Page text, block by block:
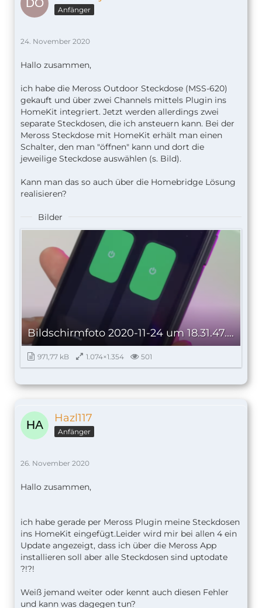
Anfänger
24. November 2020
Hallo zusammen,
ich habe die Meross Outdoor Steckdose (MSS-620)
gekauft und über zwei Channels mittels Plugin ins
HomeKit integriert. Jetzt werden allerdings zwei
separate Steckdosen, die ich ansteuern kann. Bei der
Meross Steckdose mit HomeKit erhält man einen
Schalter, den man "öffnen" kann und dort die
jeweilige Steckdose auswählen (s. Bild).
Kann man das so auch über die Homebridge Lösung
realisieren?
Bilder
Bildschirmfoto 2020-11-24 um 18.31.47.png
971,77 kB 1.074×1.354 501
Hazl117
Anfänger
26. November 2020
Hallo zusammen,
ich habe gerade per Meross Plugin meine Steckdosen
ins HomeKit eingefügt.Leider wird mir bei allen 4 ein
Update angezeigt, dass ich über die Meross App
installieren soll aber alle Steckdosen sind uptodate
?!?!
Weiß jemand weiter oder kennt auch diesen Fehler
und kann was dagegen tun?